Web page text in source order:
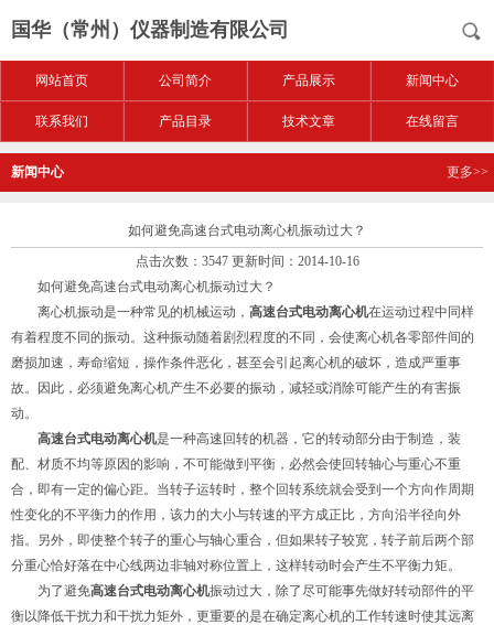
国华（常州）仪器制造有限公司
网站首页 公司简介 产品展示 新闻中心
联系我们 产品目录 技术文章 在线留言
新闻中心 更多>>
如何避免高速台式电动离心机振动过大？
点击次数：3547 更新时间：2014-10-16
如何避免高速台式电动离心机振动过大？
离心机振动是一种常见的机械运动， 高速台式电动离心机在运动过程中同样
有着程度不同的振动。这种振动随着剧烈程度的不同，会使离心机各零部件间的
磨损加速，寿命缩短，操作条件恶化，甚至会引起离心机的破坏，造成严重事
故。因此，必须避免离心机产生不必要的振动，减轻或消除可能产生的有害振
动。
高速台式电动离心机是一种高速回转的机器，它的转动部分由于制造，装
配、材质不均等原因的影响，不可能做到平衡，必然会使回转轴心与重心不重
合，即有一定的偏心距。当转子运转时，整个回转系统就会受到一个方向作周期
性变化的不平衡力的作用，该力的大小与转速的平方成正比，方向沿半径向外
指。另外，即使整个转子的重心与轴心重合，但如果转子较宽，转子前后两个部
分重心恰好落在中心线两边非轴对称位置上，这样转动时会产生不平衡力矩。
为了避免高速台式电动离心机振动过大，除了尽可能事先做好转动部件的平
衡以降低干扰力和干扰力矩外，更重要的是在确定离心机的工作转速时使其远离